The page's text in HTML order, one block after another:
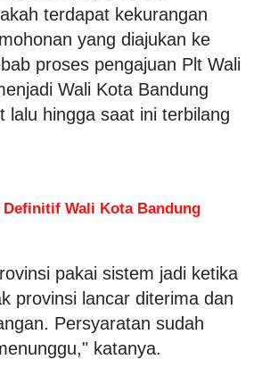
terdapat kekurangan
yang diajukan ke
proses pengajuan Plt Wali
Wali Kota Bandung
lalu hingga saat ini terbilang
Definitif Wali Kota Bandung
pakai sistem jadi ketika
provinsi lancar diterima dan
Persyaratan sudah
katanya.